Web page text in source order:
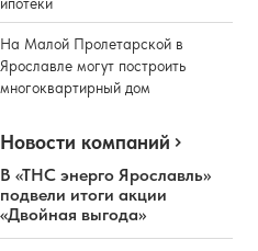
На Малой Пролетарской в
Ярославле могут построить
многоквартирный дом
Новости компаний
В «ТНС энерго Ярославль»
подвели итоги акции
«Двойная выгода»